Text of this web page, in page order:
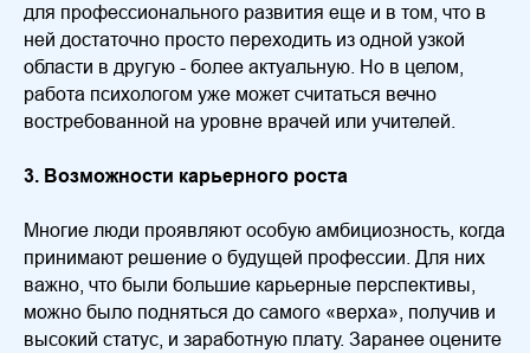
для профессионального развития еще и в том, что в
ней достаточно просто переходить из одной узкой
области в другую - более актуальную. Но в целом,
работа психологом уже может считаться вечно
востребованной на уровне врачей или учителей.
3. Возможности карьерного роста
Многие люди проявляют особую амбициозность, когда
принимают решение о будущей профессии. Для них
важно, что были большие карьерные перспективы,
можно было подняться до самого «верха», получив и
высокий статус, и заработную плату. Заранее оцените